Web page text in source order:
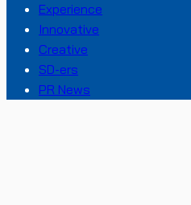
Experience
Innovative
Creative
SD-ers
PR News